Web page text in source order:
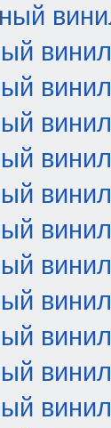
винил
винил
винил
винил
винил
винил
винил
винил
винил
винил
винил